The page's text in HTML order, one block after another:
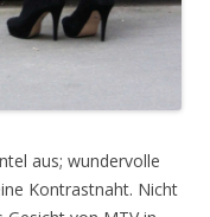
aus; wundervolle
Kontrastnaht. Nicht